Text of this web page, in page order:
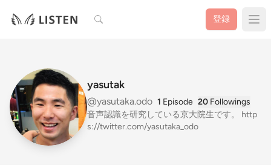
検索 登録
yasutak
@yasutaka.odo 1 Episode 20 Followings
音声認識を研究している京大院生です。 http
s://twitter.com/yasutaka_odo